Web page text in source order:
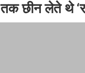
छीन लेते थे